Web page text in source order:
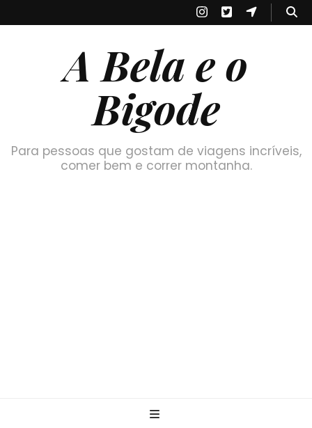
A Bela e o
Bigode
Para pessoas que gostam de viagens incríveis,
comer bem e correr montanha.